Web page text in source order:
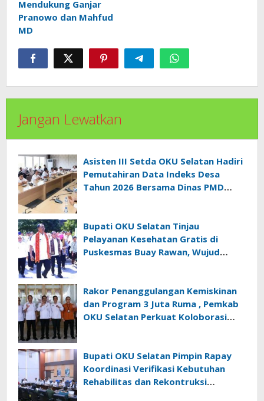
Mendukung Ganjar
Pranowo dan Mahfud
MD
Jangan Lewatkan
Asisten III Setda OKU Selatan Hadiri
Pemutahiran Data Indeks Desa
Tahun 2026 Bersama Dinas PMD
Bupati OKU Selatan Tinjau
Pelayanan Kesehatan Gratis di
Puskesmas Buay Rawan, Wujud
Rakor Penanggulangan Kemiskinan
dan Program 3 Juta Ruma , Pemkab
OKU Selatan Perkuat Koloborasi
Bupati OKU Selatan Pimpin Rapay
Koordinasi Verifikasi Kebutuhan
Rehabilitas dan Rekontruksi